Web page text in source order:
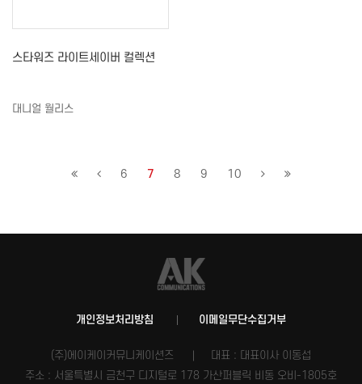
스타워즈 라이트세이버 컬렉션
대니얼 월리스
6 7 8 9 10
개인정보처리방침 이메일무단수집거부
(주)에이케이커뮤니케이션즈
대표 : 대표이사 이동섭
주소 : 서울특별시 금천구 디지털로 178 가산퍼블릭 비동 오비-1805호